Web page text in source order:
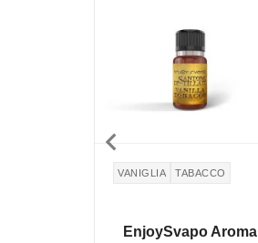
VANIGLIA TABACCO
EnjoySvapo Aroma
